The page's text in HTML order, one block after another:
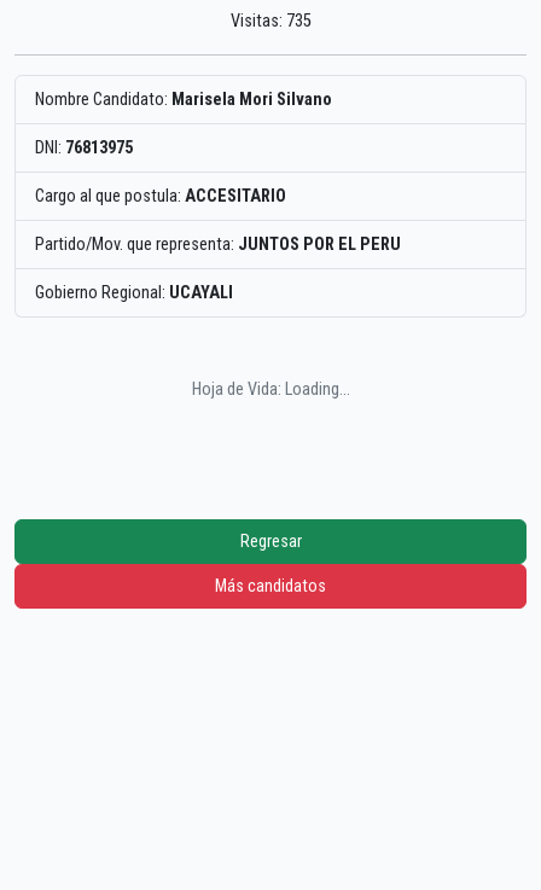
Visitas: 735
Nombre Candidato: Marisela Mori Silvano
DNI: 76813975
Cargo al que postula: ACCESITARIO
Partido/Mov. que representa: JUNTOS POR EL PERU
Gobierno Regional: UCAYALI
Hoja de Vida: Loading...
Regresar
Más candidatos